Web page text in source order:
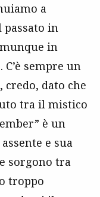
a
in
in
sempre un
dato che
tra il mistico
è un
e sua
sorgono tra
troppo